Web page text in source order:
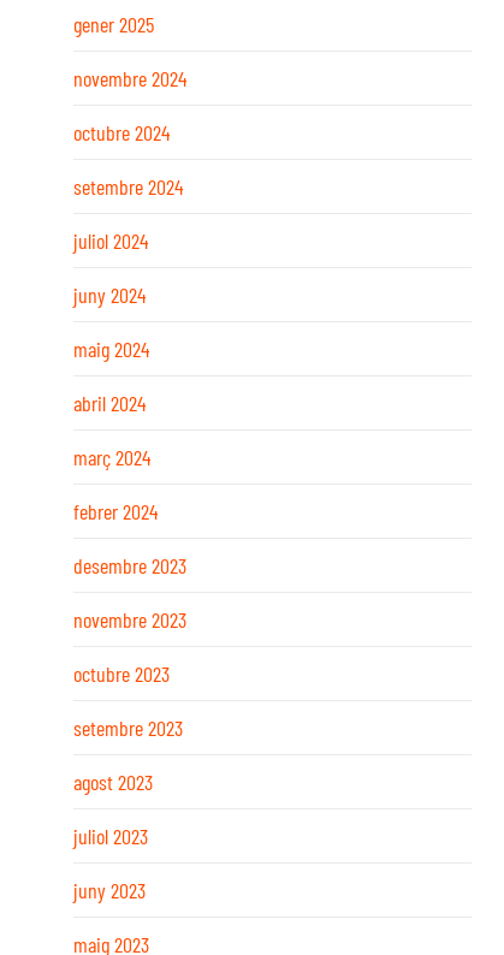
gener 2025
novembre 2024
octubre 2024
setembre 2024
juliol 2024
juny 2024
maig 2024
abril 2024
març 2024
febrer 2024
desembre 2023
novembre 2023
octubre 2023
setembre 2023
agost 2023
juliol 2023
juny 2023
maig 2023